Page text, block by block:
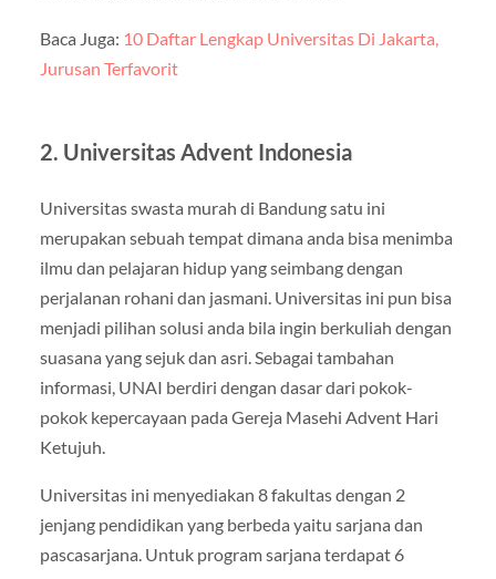
Baca Juga: 10 Daftar Lengkap Universitas Di Jakarta,
Jurusan Terfavorit
2. Universitas Advent Indonesia
Universitas swasta murah di Bandung satu ini
merupakan sebuah tempat dimana anda bisa menimba
ilmu dan pelajaran hidup yang seimbang dengan
perjalanan rohani dan jasmani. Universitas ini pun bisa
menjadi pilihan solusi anda bila ingin berkuliah dengan
suasana yang sejuk dan asri. Sebagai tambahan
informasi, UNAI berdiri dengan dasar dari pokok-
pokok kepercayaan pada Gereja Masehi Advent Hari
Ketujuh.
Universitas ini menyediakan 8 fakultas dengan 2
jenjang pendidikan yang berbeda yaitu sarjana dan
pascasarjana. Untuk program sarjana terdapat 6